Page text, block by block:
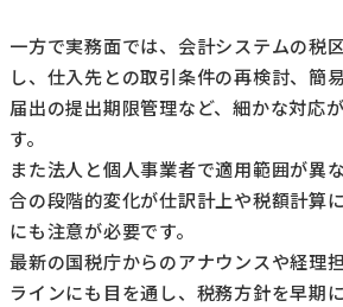
一方で実務面では、会計システムの税
し、仕入先との取引条件の再検討、簡
届出の提出期限管理など、細かな対応
す。
また法人と個人事業者で適用範囲が異
合の段階的変化が仕訳計上や税額計算
にも注意が必要です。
最新の国税庁からのアナウンスや経理
ラインにも目を通し、税務方針を早期